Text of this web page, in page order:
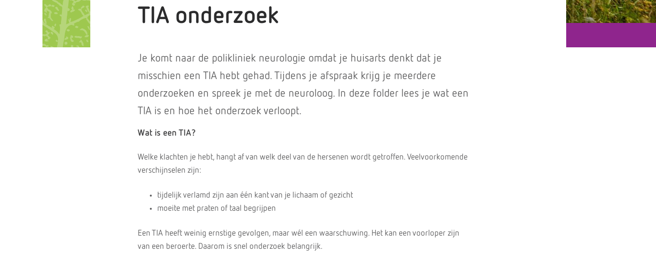
TIA onderzoek
Je komt naar de polikliniek neurologie omdat je huisarts denkt dat je
misschien een TIA hebt gehad. Tijdens je afspraak krijg je meerdere
onderzoeken en spreek je met de neuroloog. In deze folder lees je wat een
TIA is en hoe het onderzoek verloopt.
Wat is een TIA?
Welke klachten je hebt, hangt af van welk deel van de hersenen wordt getroffen. Veelvoorkomende
verschijnselen zijn:
tijdelijk verlamd zijn aan één kant van je lichaam of gezicht
moeite met praten of taal begrijpen
Een TIA heeft weinig ernstige gevolgen, maar wél een waarschuwing. Het kan een voorloper zijn
van een beroerte. Daarom is snel onderzoek belangrijk.